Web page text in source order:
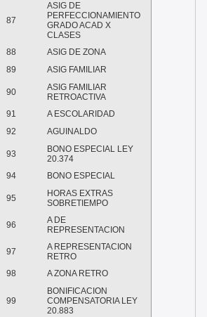
87
ASIG DE
PERFECCIONAMIENTO
GRADO ACAD X
CLASES
88
ASIG DE ZONA
89 ASIG FAMILIAR
90
ASIG FAMILIAR
RETROACTIVA
91
A ESCOLARIDAD
92 AGUINALDO
93
BONO ESPECIAL LEY
20.374
94 BONO ESPECIAL
95
HORAS EXTRAS
SOBRETIEMPO
96
A DE
REPRESENTACION
97
A REPRESENTACION
RETRO
98 A ZONA RETRO
99
BONIFICACION
COMPENSATORIA LEY
20.883